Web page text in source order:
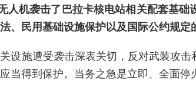
人机袭击了巴拉卡核电站相关配套基
、民用基础设施保护以及国际公约规
设施遭受袭击深表关切，反对武装攻
当得到保护。当务之急是立即、全面停